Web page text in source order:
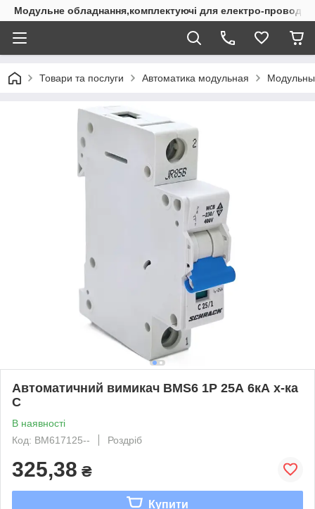
Модульне обладнання,комплектуючі для електро-проводки
Товари та послуги Автоматика модульная
Автоматичний вимикач BMS6 1P 25А 6кА х-ка
C
В наявності
Код: BM617125--
Роздріб
325,38 ₴
Купити